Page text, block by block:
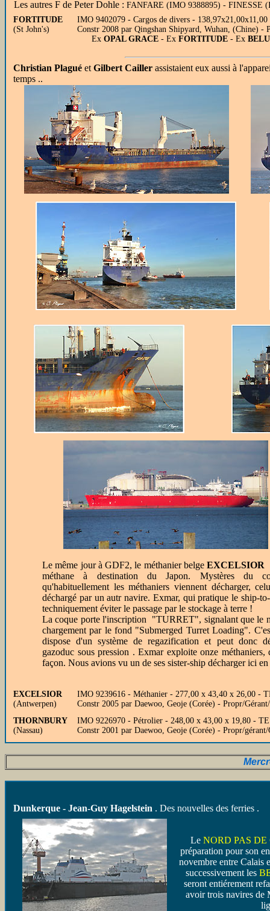
Les autres F de Peter Dohle : FANFARE (IMO 9388895) - FINESSE
FORTITUDE
(St John's)
IMO 9402079 - Cargos de divers -
Constr 2008 par Qingshan Shipyard, Wuhan, (Chine)
Ex OPAL GRACE - Ex FORTITUDE - Ex
Christian Plagué et Gilbert Cailler assistaient eux aussi à
temps ..
Le même jour à GDF2, le méthanier belgeEXCELSIOR
méthane à destination du Japon. Mystères du
qu'habituellement les méthaniers viennent décharger,
déchargé par un autr navire. Exmar, qui pratique le ship-
techniquement éviter le passage par le stockage à terre !
La coque porte l'inscription "TURRET", signalant que le
chargement par le fond "Submerged Turret Loading".
dispose d'un système de regazification et peut donc
gazoduc sous pression . Exmar exploite onze
façon. Nous avions vu un de ses sister-ship décharger ici
EXCELSIOR
(Antwerpen)
IMO 9239616 - Méthanier - 277,00 x 43,40 x 26,00 -
Constr 2005 par Daewoo, Geoje (Corée) - Propr/
THORNBURY
(Nassau)
IMO 9226970 - Pétrolier - 248,00 x 43,00 x 19,80 -
Constr 2001 par Daewoo, Geoje (Corée) - Propr/
Dunkerque - Jean-Guy Hagelstein . Des nouvelles des ferries .
Le NORD PAS
préparation pour son
novembre entre Calais
successivement les
seront entiérement
avoir trois navires de